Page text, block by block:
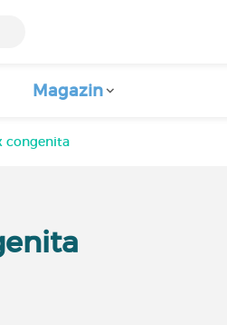
Magazin
congenita